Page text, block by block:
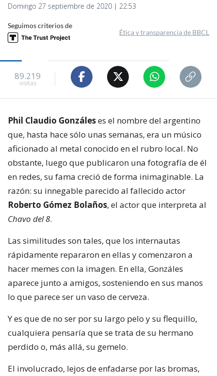
Domingo 27 septiembre de 2020 | 22:53
Seguimos criterios de
Ética y transparencia de BBCL
89.219
visitas
Phil Claudio Gonzáleses el nombre del argentino
que, hasta hace sólo unas semanas, era un músico
aficionado al metal conocido en el rubro local. No
obstante, luego que publicaron una fotografía de él
en redes, su fama creció de forma inimaginable. La
razón: su innegable parecido al fallecido actor
Roberto Gómez Bolaños, el actor que interpreta al
Chavo del 8.
Las similitudes son tales, que los internautas
rápidamente repararon en ellas y comenzaron a
hacer memes con la imagen. En ella, Gonzáles
aparece junto a amigos, sosteniendo en sus manos
lo que parece ser un vaso de cerveza.
Y es que de no ser por su largo pelo y su flequillo,
cualquiera pensaría que se trata de su hermano
perdido o, más allá, su gemelo.
El involucrado, lejos de enfadarse por las bromas,